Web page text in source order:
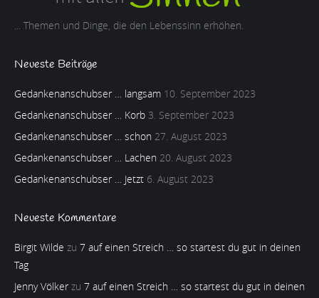
... Themen und Dinge, die den Lebenssinn erhöhen.
Neueste Beiträge
Gedankenanschubser … langsam 10. September 2023
Gedankenanschubser … Korb 3. September 2023
Gedankenanschubser … schon 27. August 2023
Gedankenanschubser … Lachen 20. August 2023
Gedankenanschubser … Jetzt 6. August 2023
Neueste Kommentare
Birgit Wilde zu 7 auf einen Streich … so startest du gut in deinen
Tag
Jenny Völkerzu 7 auf einen Streich … so startest du gut in deinen